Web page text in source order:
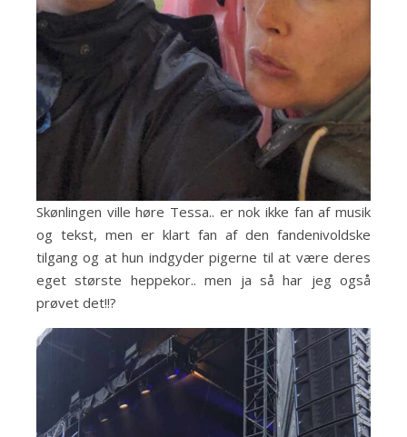
Skønlingen ville høre Tessa.. er nok ikke fan af musik
og tekst, men er klart fan af den fandenivoldske
tilgang og at hun indgyder pigerne til at være deres
eget største heppekor.. men ja så har jeg også
prøvet det!!?